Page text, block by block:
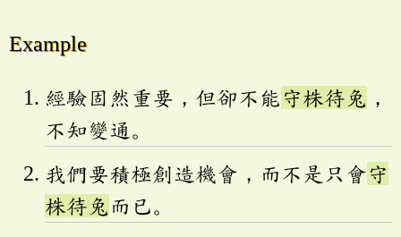
Example
經驗固然重要，但卻不能 守株待兔 ，
不知變通。
我們要積極創造機會，而不是只會守
株待兔 而已。